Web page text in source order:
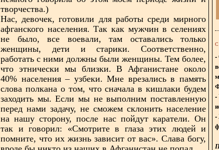
творчества.)
Нас, девочек, готовили для работы среди мирного
афганского населения. Так как мужчин в селениях
не было, все воевали, там оставались только
женщины, дети и старики. Соответственно,
работать с ними должны были женщины. Тем более,
что этнически мы близки. В Афганистане около
40% населения – узбеки. Мне врезались в память
слова полкана о том, что сначала в кишлаки будем
заходить мы. Если мы не выполним поставленную
перед нами задачу, не сможем склонить население
на нашу сторону, после нас пойдут каратели. Он
так и говорил: «Смотрите в глаза этих людей и
помните, что их жизнь зависит от вас». Слава богу,
-
-
-